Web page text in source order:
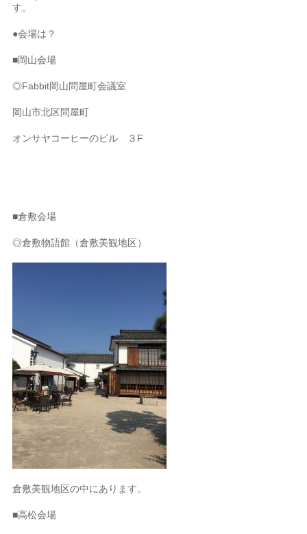
す。
●会場は？
■岡山会場
◎Fabbit岡山問屋町会議室
岡山市北区問屋町
オンサヤコーヒーのビル ３F
■倉敷会場
◎倉敷物語館（倉敷美観地区）
倉敷美観地区の中にあります。
■高松会場